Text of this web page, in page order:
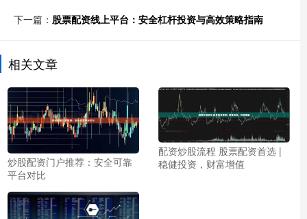
下一篇： 股票配资线上平台：安全杠杆投资与高效策略指南
相关文章
炒股配资门户推荐：安全可靠
平台对比
配资炒股流程 股票配资首选 |
稳健投资，财富增值